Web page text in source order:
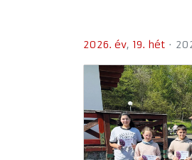
2026. év 19. hét